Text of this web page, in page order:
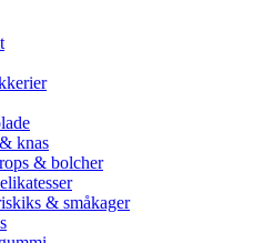
knas
& bolcher
& småkager